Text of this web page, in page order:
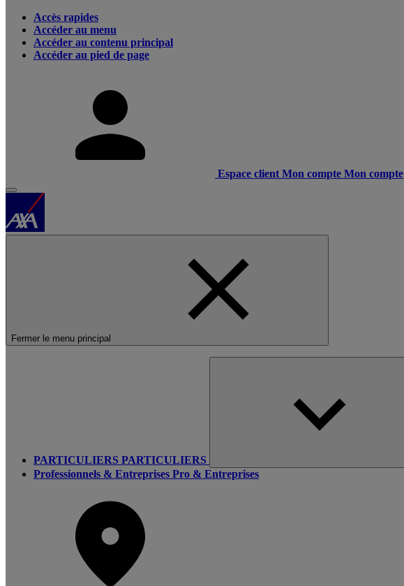
Accès rapides
Accéder au menu
Accéder au contenu principal
Accéder au pied de page
Espace client Mon compte Mon compte
Fermer le menu principal
PARTICULIERS PARTICULIERS
Professionnels & Entreprises Pro & Entreprises